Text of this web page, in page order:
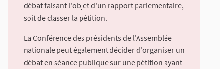
débat faisant l'objet d'un rapport parlementaire,
soit de classer la pétition.
La Conférence des présidents de l'Assemblée
nationale peut également décider d'organiser un
débat en séance publique sur une pétition ayant